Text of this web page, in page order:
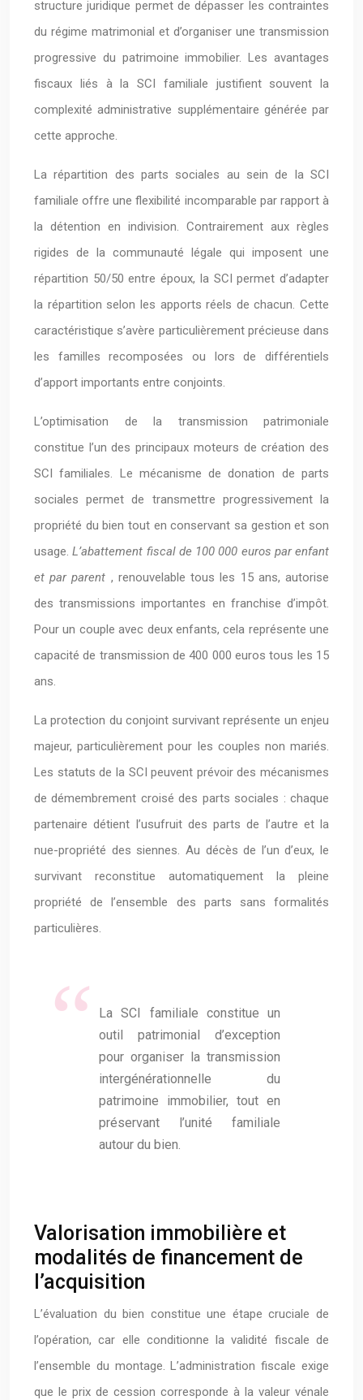
structure juridique permet de dépasser les contraintes
du régime matrimonial et d’organiser une transmission
progressive du patrimoine immobilier. Les avantages
fiscaux liés à la SCI familiale justifient souvent la
complexité administrative supplémentaire générée par
cette approche.
La répartition des parts sociales au sein de la SCI
familiale offre une flexibilité incomparable par rapport à
la détention en indivision. Contrairement aux règles
rigides de la communauté légale qui imposent une
répartition 50/50 entre époux, la SCI permet d’adapter
la répartition selon les apports réels de chacun. Cette
caractéristique s’avère particulièrement précieuse dans
les familles recomposées ou lors de différentiels
d’apport importants entre conjoints.
L’optimisation de la transmission patrimoniale
constitue l’un des principaux moteurs de création des
SCI familiales. Le mécanisme de donation de parts
sociales permet de transmettre progressivement la
propriété du bien tout en conservant sa gestion et son
usage.L’abattement fiscal de 100 000 euros par enfant
et par parent , renouvelable tous les 15 ans, autorise
des transmissions importantes en franchise d’impôt.
Pour un couple avec deux enfants, cela représente une
capacité de transmission de 400 000 euros tous les 15
ans.
La protection du conjoint survivant représente un enjeu
majeur, particulièrement pour les couples non mariés.
Les statuts de la SCI peuvent prévoir des mécanismes
de démembrement croisé des parts sociales : chaque
partenaire détient l’usufruit des parts de l’autre et la
nue-propriété des siennes. Au décès de l’un d’eux, le
survivant reconstitue automatiquement la pleine
propriété de l’ensemble des parts sans formalités
particulières.
La SCI familiale constitue un
outil patrimonial d’exception
pour organiser la transmission
intergénérationnelle du
patrimoine immobilier, tout en
préservant l’unité familiale
autour du bien.
Valorisation immobilière et
modalités de financement de
l’acquisition
L’évaluation du bien constitue une étape cruciale de
l’opération, car elle conditionne la validité fiscale de
l’ensemble du montage. L’administration fiscale exige
que le prix de cession corresponde à la valeur vénale